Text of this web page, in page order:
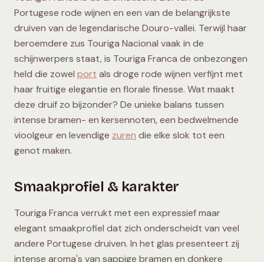
Portugese rode wijnen en een van de belangrijkste
druiven van de legendarische Douro-vallei. Terwijl haar
beroemdere zus Touriga Nacional vaak in de
schijnwerpers staat, is Touriga Franca de onbezongen
held die zowel port als droge rode wijnen verfijnt met
haar fruitige elegantie en florale finesse. Wat maakt
deze druif zo bijzonder? De unieke balans tussen
intense bramen- en kersennoten, een bedwelmende
vioolgeur en levendige zuren die elke slok tot een
genot maken.
Smaakprofiel & karakter
Touriga Franca verrukt met een expressief maar
elegant smaakprofiel dat zich onderscheidt van veel
andere Portugese druiven. In het glas presenteert zij
intense aroma's van sappige bramen en donkere